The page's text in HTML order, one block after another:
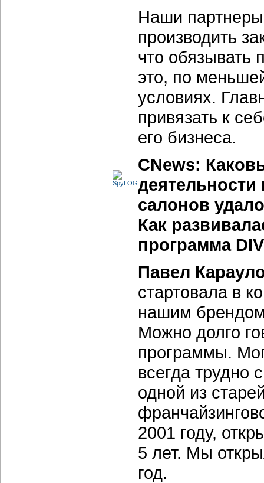
Наши
производить
что обязывать
это, по
условиях.
привязать к
его бизнеса.
CNews:
деятельности
салонов
Как
программа
Павел
стартовала в
нашим
Можно долго
программы.
всегда трудно
одной из
2001 году,
5 лет. Мы
год.